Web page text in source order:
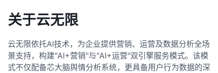
关于云无限
云无限依托AI技术，为企业提供营销、运营及数据分析全场
景支持，构建"AI+营销"与"AI+运营"双引擎服务模式。该模
式不仅配备芯大脑舆情分析系统，更具备用户行为数据的深